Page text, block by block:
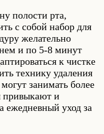
полости рта,
с собой набор для
желательно
и по 5-8 минут
к чистке
технику удаления
занимать более
привыкают и
ежедневный уход за